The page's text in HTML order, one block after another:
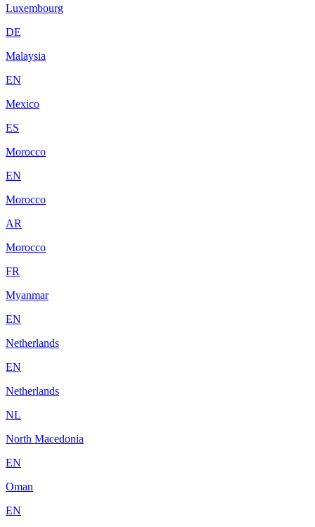
Luxembourg
DE
Malaysia
EN
Mexico
ES
Morocco
EN
Morocco
AR
Morocco
FR
Myanmar
EN
Netherlands
EN
Netherlands
NL
North Macedonia
EN
Oman
EN